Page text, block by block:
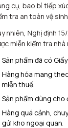
cụ, bao bì tiếp
tra an toàn vệ
nhiên, Nghị định
miễn kiểm tra
Sản phẩm đã có
Hàng hóa mang
miễn thuế.
Sản phẩm dùng cho
Hàng quá cảnh,
gửi kho ngoại quan.